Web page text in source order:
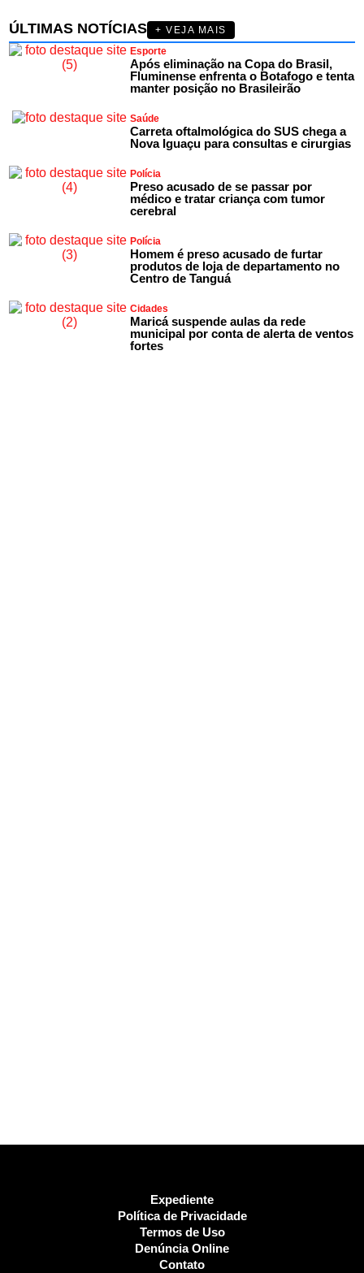
ÚLTIMAS NOTÍCIAS
+ VEJA MAIS
Esporte
Após eliminação na Copa do Brasil,
Fluminense enfrenta o Botafogo e tenta
manter posição no Brasileirão
Saúde
Carreta oftalmológica do SUS chega a
Nova Iguaçu para consultas e cirurgias
Polícia
Preso acusado de se passar por
médico e tratar criança com tumor
cerebral
Polícia
Homem é preso acusado de furtar
produtos de loja de departamento no
Centro de Tanguá
Cidades
Maricá suspende aulas da rede
municipal por conta de alerta de ventos
fortes
Expediente
Política de Privacidade
Termos de Uso
Denúncia Online
Contato